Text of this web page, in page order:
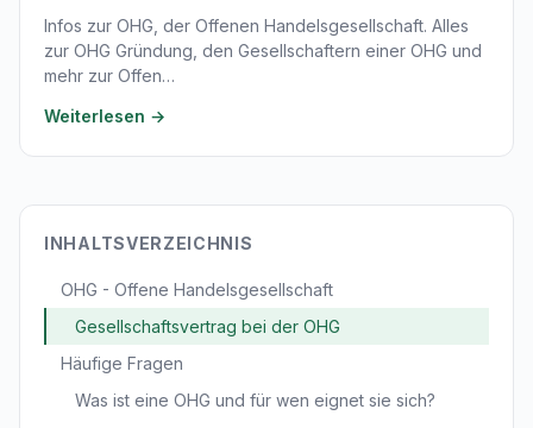
Infos zur OHG, der Offenen Handelsgesellschaft. Alles
zur OHG Gründung, den Gesellschaftern einer OHG und
mehr zur Offen…
Weiterlesen →
INHALTSVERZEICHNIS
OHG - Offene Handelsgesellschaft
Gesellschaftsvertrag bei der OHG
Häufige Fragen
Was ist eine OHG und für wen eignet sie sich?